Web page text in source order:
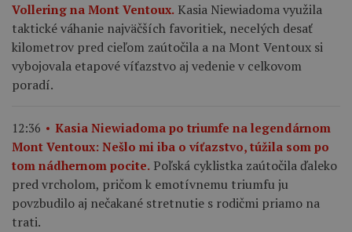
Vollering na Mont Ventoux. Kasia Niewiadoma využila
taktické váhanie najväčších favoritiek, necelých desať
kilometrov pred cieľom zaútočila a na Mont Ventoux si
vybojovala etapové víťazstvo aj vedenie v celkovom
poradí.
12:36
Kasia Niewiadoma po triumfe na legendárnom
Mont Ventoux: Nešlo mi iba o víťazstvo, túžila som po
tom nádhernom pocite. Poľská cyklistka zaútočila ďaleko
pred vrcholom, pričom k emotívnemu triumfu ju
povzbudilo aj nečakané stretnutie s rodičmi priamo na
trati.